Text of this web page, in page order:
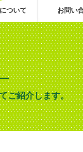
ついて お問い
ご紹介します。